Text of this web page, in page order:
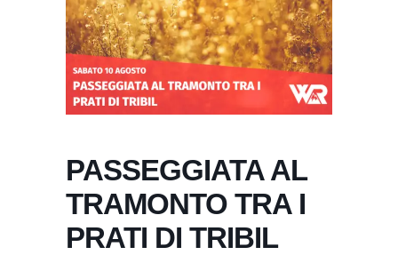
PASSEGGIATA AL
TRAMONTO TRA I
PRATI DI TRIBIL